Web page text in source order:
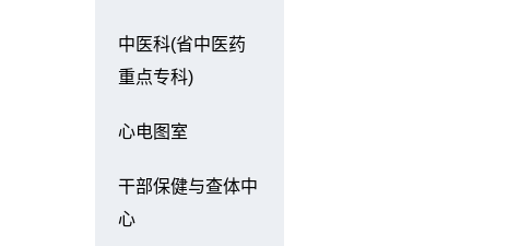
中医科(省中医药
重点专科)
心电图室
干部保健与查体中
心